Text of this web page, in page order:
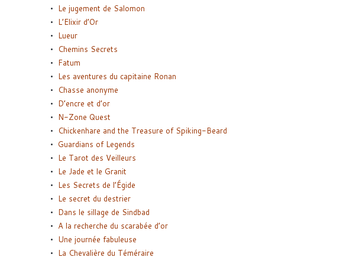
Le jugement de Salomon
L’Elixir d’Or
Lueur
Chemins Secrets
Fatum
Les aventures du capitaine Ronan
Chasse anonyme
D’encre et d’or
N-Zone Quest
Chickenhare and the Treasure of Spiking-Beard
Guardians of Legends
Le Tarot des Veilleurs
Le Jade et le Granit
Les Secrets de l’Égide
Le secret du destrier
Dans le sillage de Sindbad
A la recherche du scarabée d’or
Une journée fabuleuse
La Chevalière du Téméraire